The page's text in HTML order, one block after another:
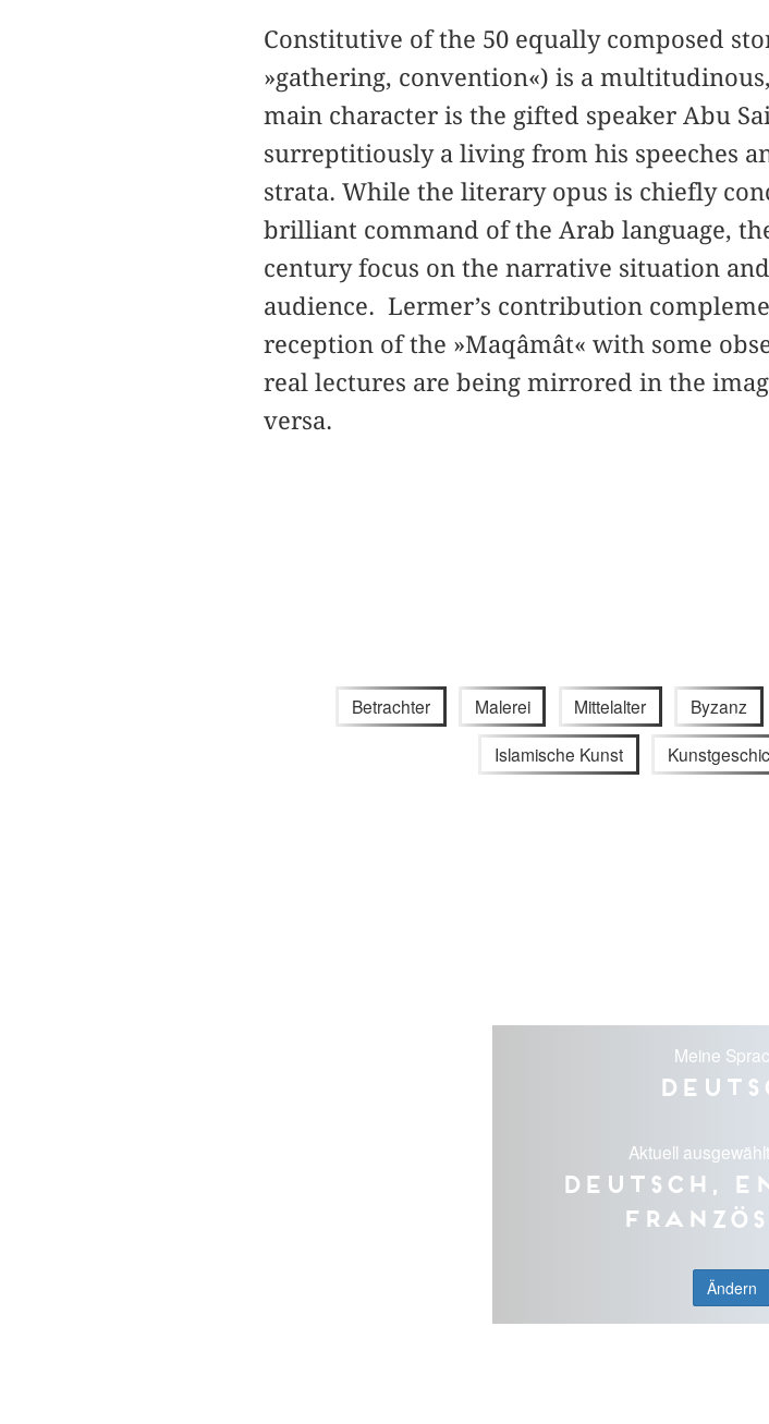
Constitutive of the 50 equally composed
»gathering, convention«) is a
main character is the gifted speaker Abu
surreptitiously a living from his speeches
strata. While the literary opus is chiefly
brilliant command of the Arab language,
century focus on the narrative situation
audience. Lermer’s contribution
reception of the »Maqâmât« with some
real lectures are being mirrored in the
versa.
Betrachter Malerei Mittelalter Byzanz
Islamische Kunst
Meine
Aktuell
Deutsch,
Ändern